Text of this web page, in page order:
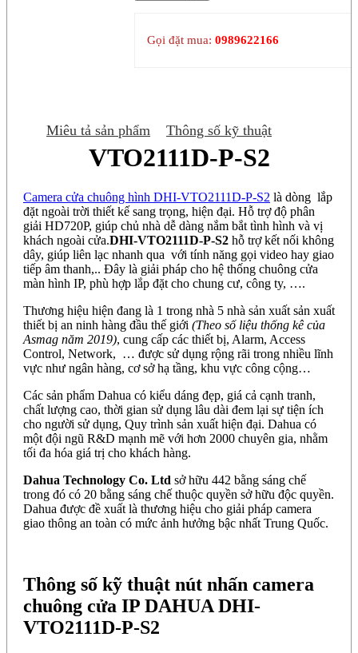
Gọi đặt mua: 0989622166
Miêu tả sản phẩm Thông số kỹ thuật
VTO2111D-P-S2
Camera cửa chuông hình DHI-VTO2111D-P-S2 là dòng lắp
đặt ngoài trời thiết kế sang trọng, hiện đại. Hỗ trợ độ phân
giải HD720P, giúp chủ nhà dễ dàng nắm bắt tình hình và vị
khách ngoài cửa.DHI-VTO2111D-P-S2 hỗ trợ kết nối không
dây, giúp liên lạc nhanh qua với tính năng gọi video hay giao
tiếp âm thanh,.. Đây là giải pháp cho hệ thống chuông cửa
màn hình IP, phù hợp lắp đặt cho chung cư, công ty, ….
Thương hiệu hiện đang là 1 trong nhà 5 nhà sản xuất sản xuất
thiết bị an ninh hàng đầu thế giới (Theo số liệu thống kê của
Asmag năm 2019), cung cấp các thiết bị, Alarm, Access
Control, Network, … được sử dụng rộng rãi trong nhiều lĩnh
vực như ngân hàng, cơ sở hạ tầng, khu vực công cộng…
Các sản phẩm Dahua có kiểu dáng đẹp, giá cả cạnh tranh,
chất lượng cao, thời gian sử dụng lâu dài đem lại sự tiện ích
cho người sử dụng, Quy trình sản xuất hiện đại. Dahua có
một đội ngũ R&D mạnh mẽ với hơn 2000 chuyên gia, nhằm
tối đa hóa giá trị cho khách hàng.
Dahua Technology Co. Ltd sở hữu 442 bằng sáng chế
trong đó có 20 bằng sáng chế thuộc quyền sở hữu độc quyền.
Dahua được đề xuất là thương hiệu cho giải pháp camera
giao thông an toàn có mức ảnh hưởng bậc nhất Trung Quốc.
Thông số kỹ thuật nút nhấn camera
chuông cửa IP DAHUA DHI-
VTO2111D-P-S2